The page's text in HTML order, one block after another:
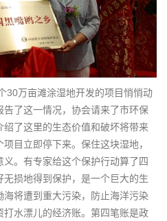
万亩滩涂湿地开发的项目悄悄动
了这一情况，协会请来了市环保
了这里的生态价值和破坏将带来
目立即停下来。保住这块湿地，
。有专家给这个保护行动算了四
损地得到保护，是一个巨大的生
将遭到重大污染，防止海洋污染
水漂儿的经济账。第四笔账是政